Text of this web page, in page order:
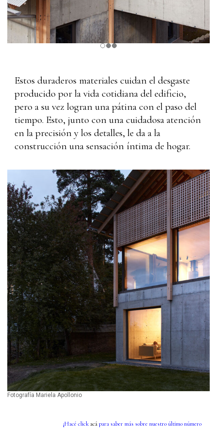
Estos duraderos materiales cuidan el desgaste
producido por la vida cotidiana del edificio,
pero a su vez logran una pátina con el paso del
tiempo. Esto, junto con una cuidadosa atención
en la precisión y los detalles, le da a la
construcción una sensación íntima de hogar.
Fotografía Mariela Apollonio
¡Hacé clickacápara saber más sobre nuestro último número